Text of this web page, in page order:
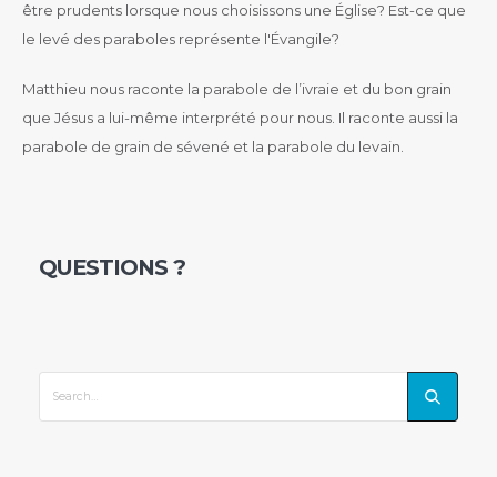
être prudents lorsque nous choisissons une Église? Est-ce que
le levé des paraboles représente l'Évangile?
Matthieu nous raconte la parabole de l’ivraie et du bon grain
que Jésus a lui-même interprété pour nous. Il raconte aussi la
parabole de grain de sévené et la parabole du levain.
QUESTIONS ?